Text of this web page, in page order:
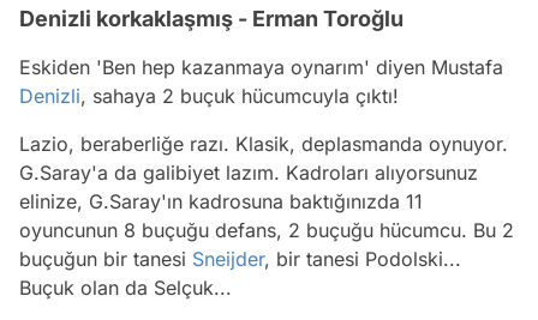
Denizli korkaklaşmış - Erman Toroğlu
Eskiden 'Ben hep kazanmaya oynarım' diyen Mustafa
Denizli, sahaya 2 buçuk hücumcuyla çıktı!
Lazio, beraberliğe razı. Klasik, deplasmanda oynuyor.
G.Saray'a da galibiyet lazım. Kadroları alıyorsunuz
elinize, G.Saray'ın kadrosuna baktığınızda 11
oyuncunun 8 buçuğu defans, 2 buçuğu hücumcu. Bu 2
buçuğun bir tanesi Sneijder, bir tanesi Podolski...
Buçuk olan da Selçuk...